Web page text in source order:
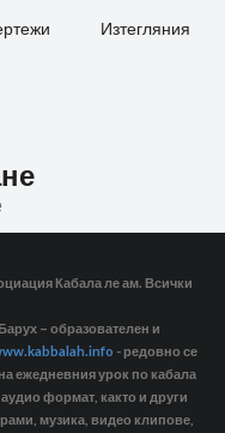
Изтегляния
Кабала ле ам. Всички
– образователен и
- редовно се
ежедневния урок по кабала
формат, както и други
музика, видео клипове,